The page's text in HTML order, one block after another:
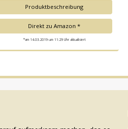
Produktbeschreibung
Direkt zu Amazon *
*am 14.03.2019 um 11:29 Uhr aktualisiert